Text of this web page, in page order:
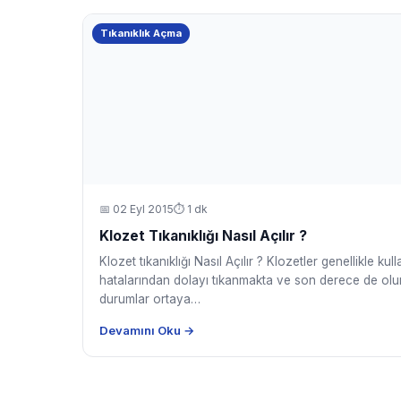
Tıkanıklık Açma
📅 02 Eyl 2015⏱ 1 dk
Klozet Tıkanıklığı Nasıl Açılır ?
Klozet tıkanıklığı Nasıl Açılır ? Klozetler genellikle
hatalarından dolayı tıkanmakta ve son derece de
durumlar ortaya…
Devamını Oku →